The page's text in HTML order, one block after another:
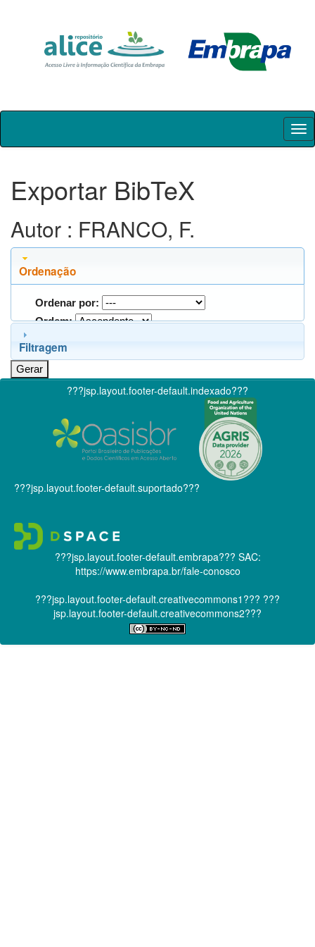
Skip
Exportar BibTeX
Autor : FRANCO, F.
Ordenação
Ordenar por:
Ordem:
Filtragem
???jsp.layout.footer-default.indexado???
???jsp.layout.footer-default.suportado???
???jsp.layout.footer-default.embrapa??? SAC:
https://www.embrapa.br/fale-conosco
???jsp.layout.footer-default.creativecommons1??? ???
jsp.layout.footer-default.creativecommons2???